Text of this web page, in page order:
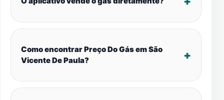
Como encontrar Preço Do Gás em São
Vicente De Paula?